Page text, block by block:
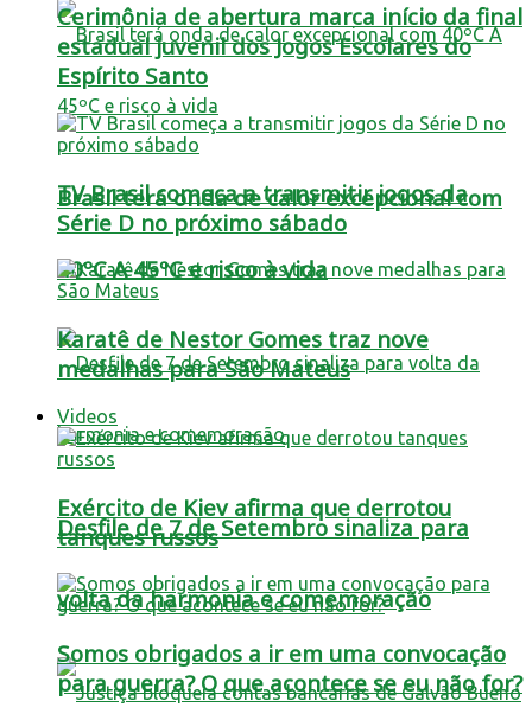
Brasil terá onda de calor excepcional com
40ºC A 45ºC e risco à vida
Desfile de 7 de Setembro sinaliza para
volta da harmonia e comemoração
Cerimônia de abertura marca início da final
estadual juvenil dos Jogos Escolares do
Espírito Santo
TV Brasil começa a transmitir jogos da
Série D no próximo sábado
Karatê de Nestor Gomes traz nove
medalhas para São Mateus
Videos
Exército de Kiev afirma que derrotou
tanques russos
Somos obrigados a ir em uma convocação
para guerra? O que acontece se eu não for?